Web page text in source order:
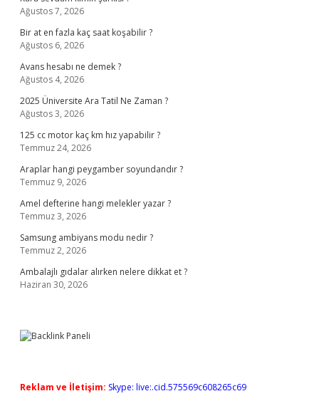
Ağustos 7, 2026
Bir at en fazla kaç saat koşabilir ?
Ağustos 6, 2026
Avans hesabı ne demek ?
Ağustos 4, 2026
2025 Üniversite Ara Tatil Ne Zaman ?
Ağustos 3, 2026
125 cc motor kaç km hız yapabilir ?
Temmuz 24, 2026
Araplar hangi peygamber soyundandır ?
Temmuz 9, 2026
Amel defterine hangi melekler yazar ?
Temmuz 3, 2026
Samsung ambiyans modu nedir ?
Temmuz 2, 2026
Ambalajlı gıdalar alırken nelere dikkat et ?
Haziran 30, 2026
Reklam ve İletişim: Skype: live:.cid.575569c608265c69